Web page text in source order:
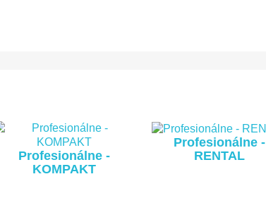
Profesionálne -
KOMPAKT
Profesionálne -
RENTAL